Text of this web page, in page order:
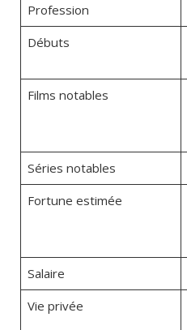
Profession
Débuts
Films notables
Séries notables
Fortune estimée
Salaire
Vie privée